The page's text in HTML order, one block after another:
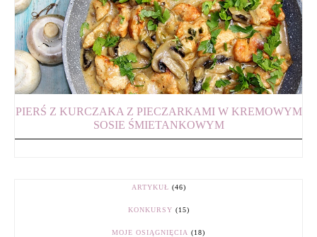
PIERŚ Z KURCZAKA Z PIECZARKAMI W KREMOWYM
SOSIE ŚMIETANKOWYM
ARTYKUŁ (46)
KONKURSY (15)
MOJE OSIĄGNIĘCIA (18)